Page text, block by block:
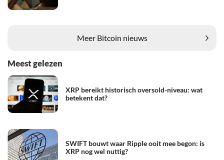
Meer Bitcoin nieuws
Meest gelezen
XRP bereikt historisch oversold-niveau: wat
betekent dat?
SWIFT bouwt waar Ripple ooit mee begon: is
XRP nog wel nuttig?